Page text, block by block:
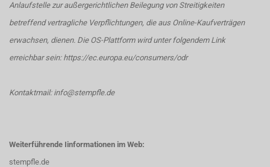
Anlaufstelle zur außergerichtlichen Beilegung von Streitigkeiten
betreffend vertragliche Verpflichtungen, die aus Online-Kaufverträgen
erwachsen, dienen. Die OS-Plattform wird unter folgendem Link
erreichbar sein: https://ec.europa.eu/consumers/odr
Kontaktmail: info@stempfle.de
Weiterführende Iinformationen im Web:
stempfle.de